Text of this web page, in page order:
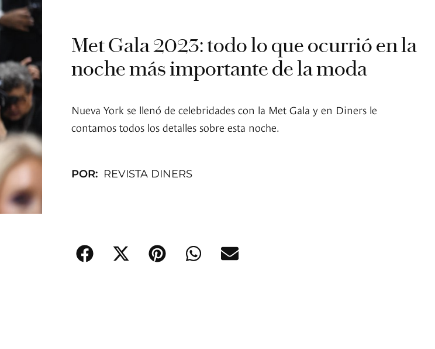
Met Gala 2023: todo lo que ocurrió en la
noche más importante de la moda
Nueva York se llenó de celebridades con la Met Gala y en Diners le
contamos todos los detalles sobre esta noche.
POR: REVISTA DINERS